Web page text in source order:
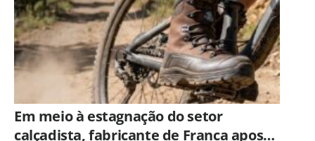
Em meio à estagnação do setor
calçadista, fabricante de Franca aposta